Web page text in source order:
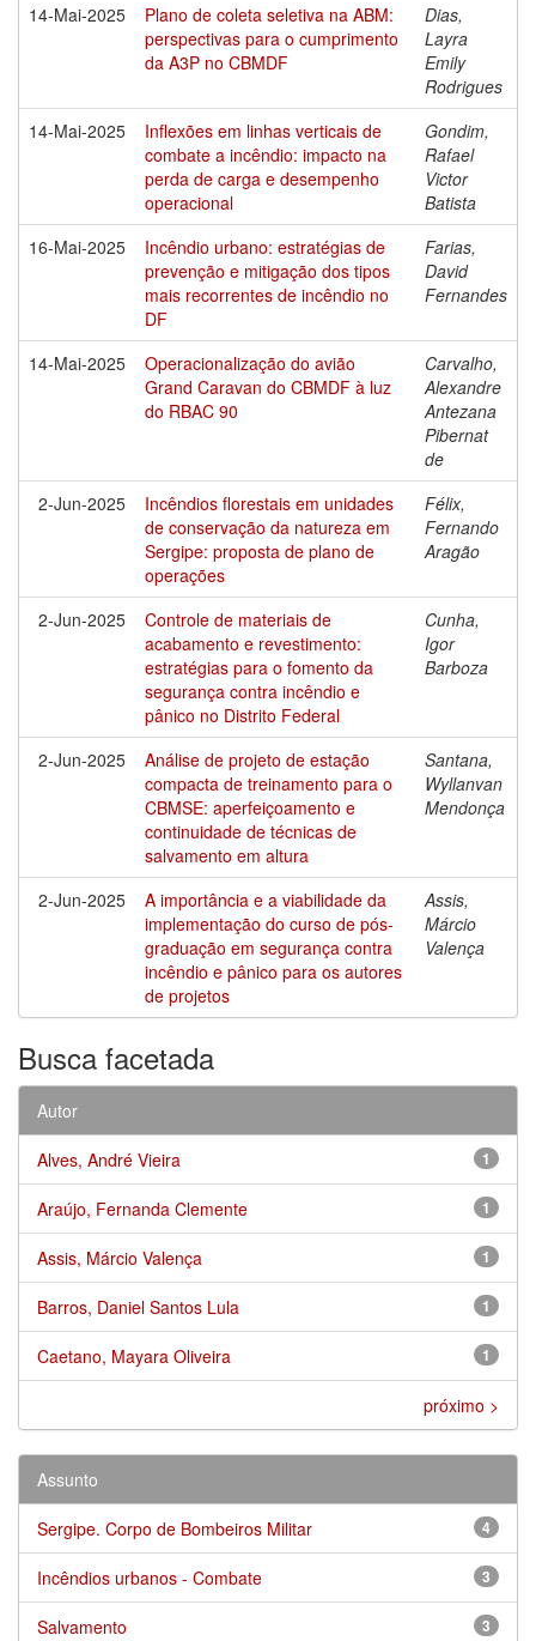
14-Mai-2025
Plano de coleta seletiva na ABM:
perspectivas para o cumprimento
da A3P no CBMDF
Dias,
Layra
Emily
Rodrigues
14-Mai-2025
Inflexões em linhas verticais de
combate a incêndio: impacto na
perda de carga e desempenho
operacional
Gondim,
Rafael
Victor
Batista
16-Mai-2025
Incêndio urbano: estratégias de
prevenção e mitigação dos tipos
mais recorrentes de incêndio no
DF
Farias,
David
Fernandes
14-Mai-2025
Operacionalização do avião
Grand Caravan do CBMDF à luz
do RBAC 90
Carvalho,
Alexandre
Antezana
Pibernat
de
2-Jun-2025
Incêndios florestais em unidades
de conservação da natureza em
Sergipe: proposta de plano de
operações
Félix,
Fernando
Aragão
2-Jun-2025
Controle de materiais de
acabamento e revestimento:
estratégias para o fomento da
segurança contra incêndio e
pânico no Distrito Federal
Cunha,
Igor
Barboza
2-Jun-2025
Análise de projeto de estação
compacta de treinamento para o
CBMSE: aperfeiçoamento e
continuidade de técnicas de
salvamento em altura
Santana,
Wyllanvan
Mendonça
2-Jun-2025
A importância e a viabilidade da
implementação do curso de pós-
graduação em segurança contra
incêndio e pânico para os autores
de projetos
Assis,
Márcio
Valença
Busca facetada
Autor
1
Alves, André Vieira
1
Araújo, Fernanda Clemente
1
Assis, Márcio Valença
1
Barros, Daniel Santos Lula
1
Caetano, Mayara Oliveira
próximo >
Assunto
4
Sergipe. Corpo de Bombeiros Militar
3
Incêndios urbanos - Combate
3
Salvamento